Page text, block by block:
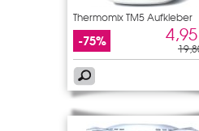
Thermomix TM5 Aufkleber
Laub
-75%